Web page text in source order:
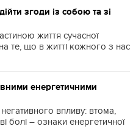
згоди із собою та зі
життя сучасної
те, що в житті кожного з нас
енергетичними
впливу: втома,
болі – ознаки енергетичної